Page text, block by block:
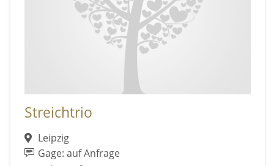
Streichtrio
Leipzig
Gage: auf Anfrage